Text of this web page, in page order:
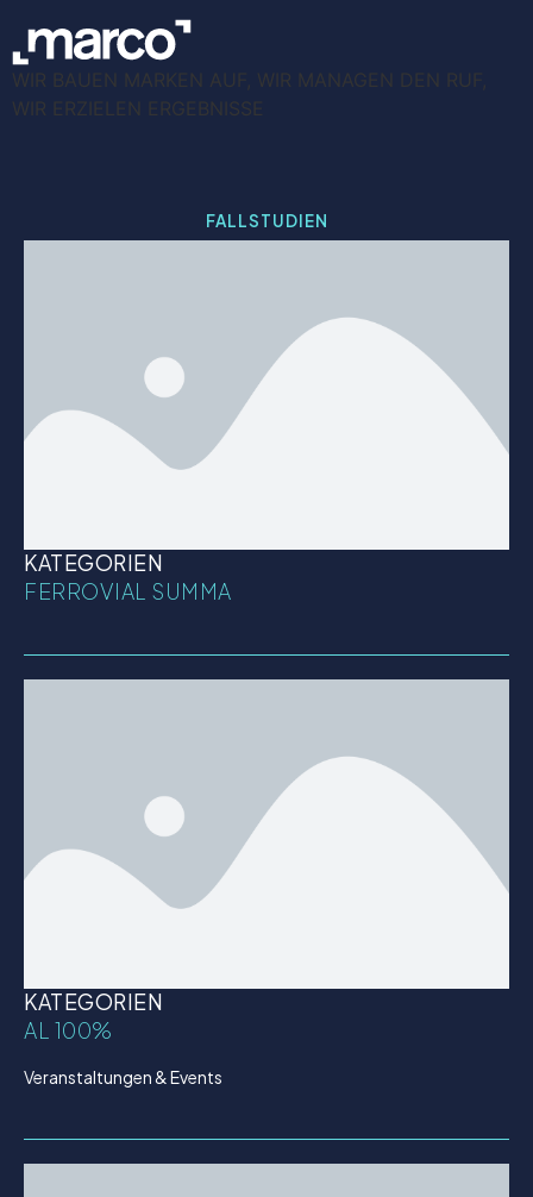
WIR BAUEN MARKEN AUF, WIR MANAGEN DEN RUF,
WIR ERZIELEN ERGEBNISSE
FALLSTUDIEN
KATEGORIEN
FERROVIAL SUMMA
KATEGORIEN
AL 100%
Veranstaltungen & Events